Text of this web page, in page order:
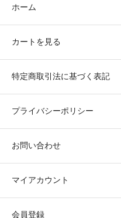
ホーム
カートを見る
特定商取引法に基づく表記
プライバシーポリシー
お問い合わせ
マイアカウント
会員登録